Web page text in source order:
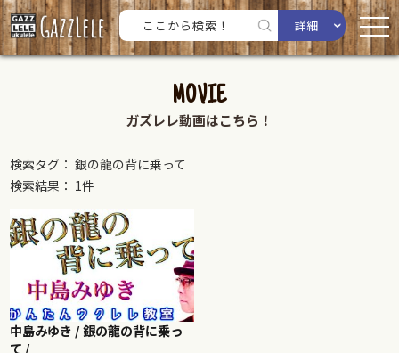
詳細
MOVIE
ガズレレ動画はこちら！
検索タグ： 銀の龍の背に乗って
検索結果： 1件
中島みゆき / 銀の龍の背に乗っ
て /